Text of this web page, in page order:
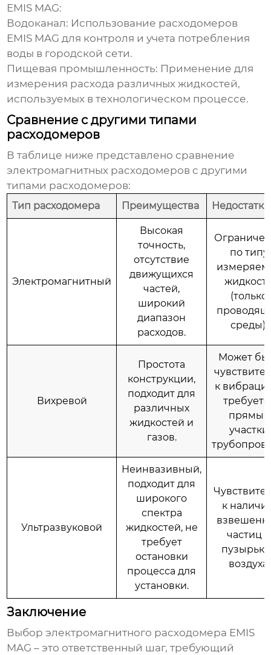
EMIS MAG:
Водоканал: Использование расходомеров
EMIS MAG для контроля и учета потребления
воды в городской сети.
Пищевая промышленность: Применение для
измерения расхода различных жидкостей,
используемых в технологическом процессе.
Сравнение с другими типами
расходомеров
В таблице ниже представлено сравнение
электромагнитных расходомеров с другими
типами расходомеров:
Тип расходомера Преимущества Недостатки
Электромагнитный
Высокая
точность,
отсутствие
движущихся
частей,
широкий
диапазон
расходов.
по типу
(только
среды).
Вихревой
Простота
конструкции,
подходит для
различных
жидкостей и
газов.
Может
к
прямые
участки
Ультразвуковой
Неинвазивный,
подходит для
широкого
спектра
жидкостей, не
требует
остановки
процесса для
установки.
к
частиц и
воздуха.
Заключение
Выборэлектромагнитного расходомера EMIS
MAG – это ответственный шаг, требующий